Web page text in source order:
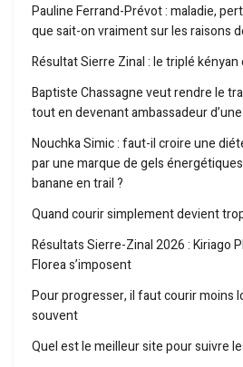
Pauline Ferrand-Prévot : maladie,
que sait-on vraiment sur les raisons
Résultat Sierre Zinal : le triplé
Baptiste Chassagne veut rendre le
tout en devenant ambassadeur
Nouchka Simic : faut-il croire une
par une marque de gels
banane en trail ?
Quand courir simplement devient
Résultats Sierre-Zinal 2026 : Kiriago
Florea s’imposent
Pour progresser, il faut courir moins
souvent
Quel est le meilleur site pour suivre